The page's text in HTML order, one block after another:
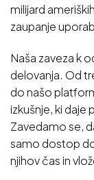
milijard
zaupanje
Naša zaveza k
delovanja. Od
do našo
izkušnje, ki daje
Zavedamo se,
samo dostop
njihov čas in